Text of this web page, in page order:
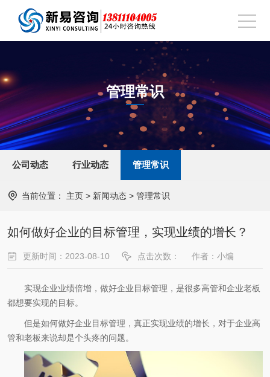
管理常识
公司动态 行业动态 管理常识
当前位置： 主页 > 新闻动态 > 管理常识
如何做好企业的目标管理，实现业绩的增长？
更新时间：2023-08-10 点击次数： 作者：小编
实现企业业绩倍增，做好企业目标管理，是很多高管和企业老板
都想要实现的目标。
但是如何做好企业目标管理，真正实现业绩的增长，对于企业高
管和老板来说却是个头疼的问题。